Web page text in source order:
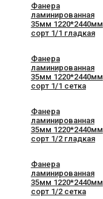
Фанера
ламинированная
35мм 1220*2440мм
сорт 1/1 гладкая
Фанера
ламинированная
35мм 1220*2440мм
сорт 1/1 сетка
Фанера
ламинированная
35мм 1220*2440мм
сорт 1/2 гладкая
Фанера
ламинированная
35мм 1220*2440мм
сорт 1/2 сетка